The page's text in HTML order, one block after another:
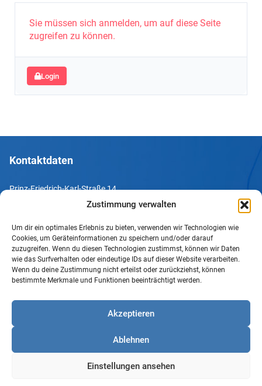
Zustimmung verwalten
Um dir ein optimales Erlebnis zu bieten, verwenden wir Technologien wie
Cookies, um Geräteinformationen zu speichern und/oder darauf
zuzugreifen. Wenn du diesen Technologien zustimmst, können wir Daten
wie das Surfverhalten oder eindeutige IDs auf dieser Website verarbeiten.
Wenn du deine Zustimmung nicht erteilst oder zurückziehst, können
bestimmte Merkmale und Funktionen beeinträchtigt werden.
Akzeptieren
Ablehnen
Einstellungen ansehen
Sie müssen sich anmelden, um auf diese Seite
zugreifen zu können.
Login
Kontaktdaten
Prinz-Friedrich-Karl-Straße 14
Tel. +49 231 952052-10
Fax +49 231 952052-60
e-Mail info@uv-do.de
Internet www.uv-do.de
Impressum